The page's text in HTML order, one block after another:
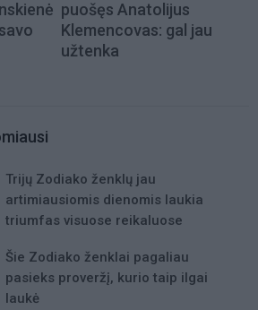
puošęs Anatolijus
Klemencovas: gal jau
užtenka
Trijų Zodiako ženklų jau
artimiausiomis dienomis laukia
triumfas visuose reikaluose
Šie Zodiako ženklai pagaliau
pasieks proveržį, kurio taip ilgai
laukė